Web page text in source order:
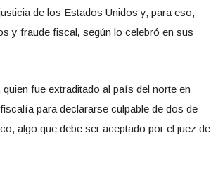
de los Estados Unidos y, para eso,
y fraude fiscal, según lo celebró en sus
fue extraditado al país del norte en
para declararse culpable de dos de
algo que debe ser aceptado por el juez de